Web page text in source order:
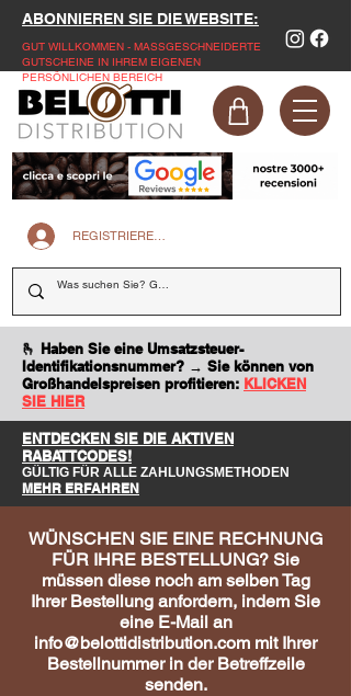
ABONNIEREN SIE DIE WEBSITE:
GUT WILLKOMMEN - MASSGESCHNEIDERTE
GUTSCHEINE IN IHREM EIGENEN
PERSÖNLICHEN BEREICH
REGISTRIEREN SIE SICH AUF DER WEBSITE
🫰 Haben Sie eine Umsatzsteuer-
Identifikationsnummer? → Sie können von
Großhandelspreisen profitieren: KLICKEN
SIE HIER
ENTDECKEN SIE DIE AKTIVEN
RABATTCODES!
GÜLTIG FÜR ALLE ZAHLUNGSMETHODEN
MEHR ERFAHREN
WÜNSCHEN SIE EINE RECHNUNG
FÜR IHRE BESTELLUNG? Sie
müssen diese noch am selben Tag
Ihrer Bestellung anfordern, indem Sie
eine E-Mail an
info@belottidistribution.com mit Ihrer
Bestellnummer in der Betreffzeile
senden.